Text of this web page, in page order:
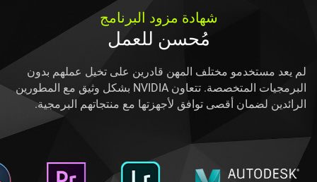
شهادة مزود البرنامج
مُحسن للعمل
لم يعد مستخدمو مختلف المهن قادرين على تخيل عملهم بدون
البرمجيات المتخصصة. تتعاون NVIDIA بشكل وثيق مع المطورين
الرائدين لضمان أقصى توافق لأجهزتها مع منتجاتهم البرمجية.